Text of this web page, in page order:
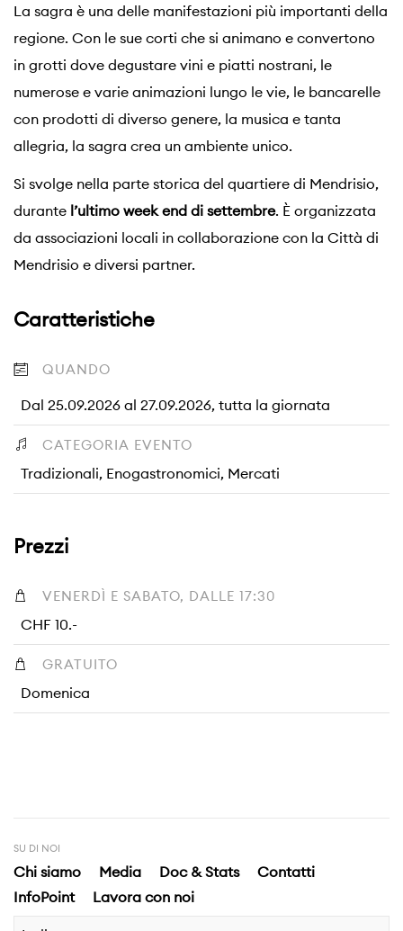
La sagra è una delle manifestazioni più importanti della
regione. Con le sue corti che si animano e convertono
in grotti dove degustare vini e piatti nostrani, le
numerose e varie animazioni lungo le vie, le bancarelle
con prodotti di diverso genere, la musica e tanta
allegria, la sagra crea un ambiente unico.
Si svolge nella parte storica del quartiere di Mendrisio,
durante l’ultimo week end di settembre. È organizzata
da associazioni locali in collaborazione con la Città di
Mendrisio e diversi partner.
Caratteristiche
QUANDO
Dal 25.09.2026 al 27.09.2026, tutta la giornata
CATEGORIA EVENTO
Tradizionali, Enogastronomici, Mercati
Prezzi
VENERDÌ E SABATO, DALLE 17:30
CHF 10.-
GRATUITO
Domenica
SU DI NOI
Chi siamo Media Doc & Stats
Contatti
InfoPoint
Lavora con noi